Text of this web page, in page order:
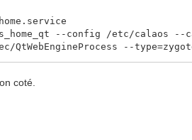
--config /etc/calaos --
--type=zygote
DEBUG: :0
DEBUG: :0
coté.